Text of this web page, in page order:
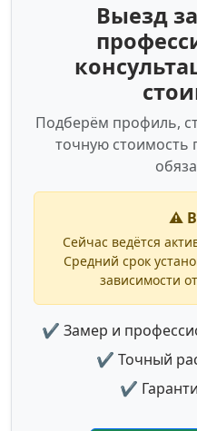
Выезд
Подберём профиль,
точную стоимость
⚠️
Сейчас ведётся
Средний срок
зависимости
✔ Замер и
✔ Точный
✔